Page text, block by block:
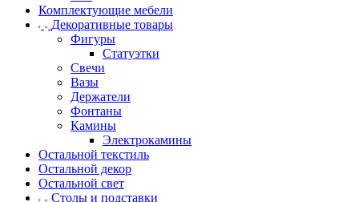
Комплектующие мебели
Декоративные товары
Фигуры
Статуэтки
Свечи
Вазы
Держатели
Фонтаны
Камины
Электрокамины
Остальной текстиль
Остальной декор
Остальной свет
Столы и подставки